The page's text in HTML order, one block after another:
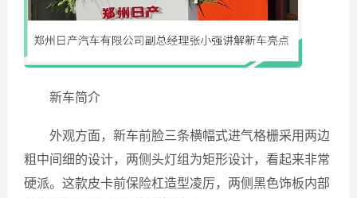
新车简介
外观方面，新车前脸三条横幅式进气格栅采用两边
粗中间细的设计，两侧头灯组为矩形设计，看起来非常
硬派。这款皮卡前保险杠造型凌厉，两侧黑色饰板内部